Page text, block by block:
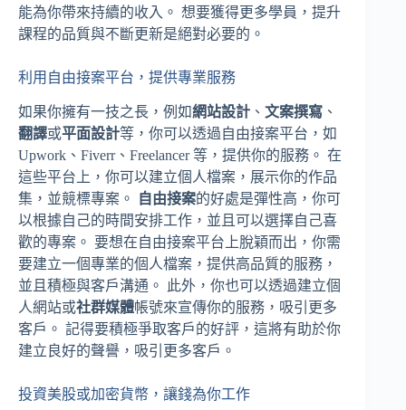
能為你帶來持續的收入。 想要獲得更多學員，提升
課程的品質與不斷更新是絕對必要的。
利用自由接案平台，提供專業服務
如果你擁有一技之長，例如網站設計 、 文案撰寫 、
翻譯或平面設計等，你可以透過自由接案平台，如
Upwork、Fiverr、Freelancer 等，提供你的服務。 在
這些平台上，你可以建立個人檔案，展示你的作品
集，並競標專案。
自由接案的好處是彈性高，你可
以根據自己的時間安排工作，並且可以選擇自己喜
歡的專案。 要想在自由接案平台上脫穎而出，你需
要建立一個專業的個人檔案，提供高品質的服務，
並且積極與客戶溝通。 此外，你也可以透過建立個
人網站或社群媒體帳號來宣傳你的服務，吸引更多
客戶。 記得要積極爭取客戶的好評，這將有助於你
建立良好的聲譽，吸引更多客戶。
投資美股或加密貨幣，讓錢為你工作